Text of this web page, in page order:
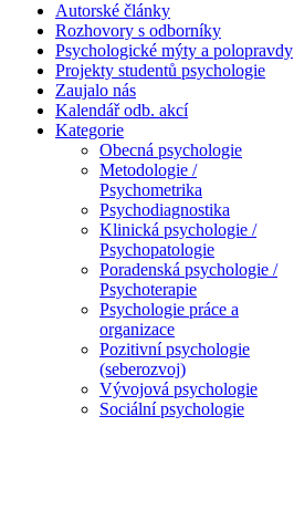
Autorské články
Rozhovory s odborníky
Psychologické mýty a polopravdy
Projekty studentů psychologie
Zaujalo nás
Kalendář odb. akcí
Kategorie
Obecná psychologie
Metodologie /
Psychometrika
Psychodiagnostika
Klinická psychologie /
Psychopatologie
Poradenská psychologie /
Psychoterapie
Psychologie práce a
organizace
Pozitivní psychologie
(seberozvoj)
Vývojová psychologie
Sociální psychologie